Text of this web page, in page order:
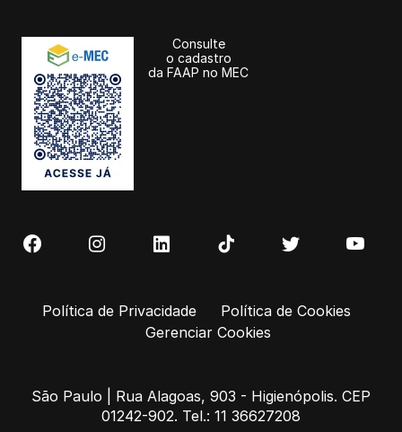
Consulte
o cadastro
da FAAP no MEC
Política de Privacidade
Política de Cookies
Gerenciar Cookies
São Paulo | Rua Alagoas, 903 - Higienópolis. CEP
01242-902. Tel.: 11 36627208